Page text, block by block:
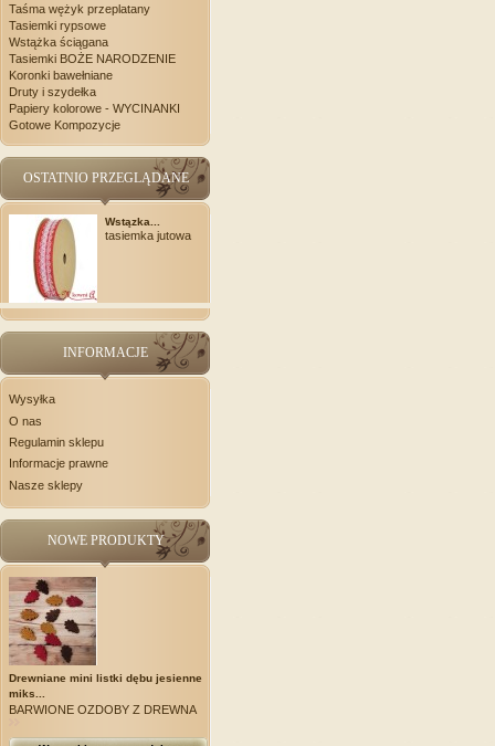
Taśma wężyk przeplatany
Tasiemki rypsowe
Wstążka ściągana
Tasiemki BOŻE NARODZENIE
Koronki bawełniane
Druty i szydełka
Papiery kolorowe - WYCINANKI
Gotowe Kompozycje
OSTATNIO PRZEGLĄDANE
Wstązka...
tasiemka jutowa
INFORMACJE
Wysyłka
O nas
Regulamin sklepu
Informacje prawne
Nasze sklepy
NOWE PRODUKTY
Drewniane mini listki dębu jesienne
miks...
BARWIONE OZDOBY Z DREWNA